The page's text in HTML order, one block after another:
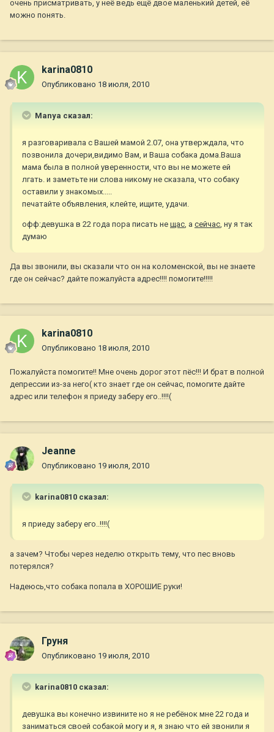
очень присматривать, у неё ведь ещё двое маленький детей, её
можно понять.
karina0810
Опубликовано 18 июля, 2010
Manya сказал:
я разговаривала с Вашей мамой 2.07, она утверждала, что
позвонила дочери,видимо Вам, и Ваша собака дома.Ваша
мама была в полной уверенности, что вы не можете ей
лгать. и заметьте ни слова никому не сказала, что собаку
оставили у знакомых.....
печатайте объявления, клейте, ищите, удачи.
офф:девушка в 22 года пора писать не щас, а сейчас, ну я так
думаю
Да вы звонили, вы сказали что он на коломенской, вы не знаете
где он сейчас? дайте пожалуйста адрес!!!! помогите!!!!!
karina0810
Опубликовано 18 июля, 2010
Пожалуйста помогите!! Мне очень дорог этот пёс!!! И брат в полной
депрессии из-за него( кто знает где он сейчас, помогите дайте
адрес или телефон я приеду заберу его..!!!!(
Jeanne
Опубликовано 19 июля, 2010
karina0810 сказал:
я приеду заберу его..!!!!(
а зачем? Чтобы через неделю открыть тему, что пес вновь
потерялся?
Надеюсь,что собака попала в ХОРОШИЕ руки!
Груня
Опубликовано 19 июля, 2010
karina0810 сказал:
девушка вы конечно извините но я не ребёнок мне 22 года и
заниматься своей собакой могу и я, я знаю что ей звонили я